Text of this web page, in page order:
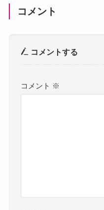
コメント
コメントする
コメント ※